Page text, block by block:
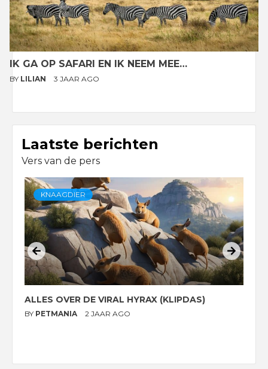
IK GA OP SAFARI EN IK NEEM MEE…
BY LILIAN 3 JAAR AGO
Laatste berichten
Vers van de pers
KNAAGDIER
ALLES OVER DE VIRAL HYRAX (KLIPDAS)
BY PETMANIA 2 JAAR AGO